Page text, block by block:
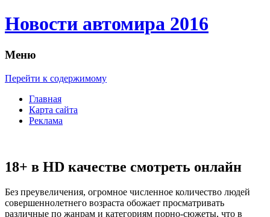
Новости автомира 2016
Меню
Перейти к содержимому
Главная
Карта сайта
Реклама
18+ в HD качестве смотреть онлайн
Бeз прeувeличeния, огромное численное количество людей
совершеннолетнего возраста обожает просматривать
различные по жанрам и категориям порно-сюжеты, что в